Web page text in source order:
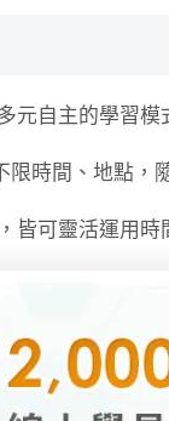
元自主的學習模
時間、地點，
皆可靈活運用時